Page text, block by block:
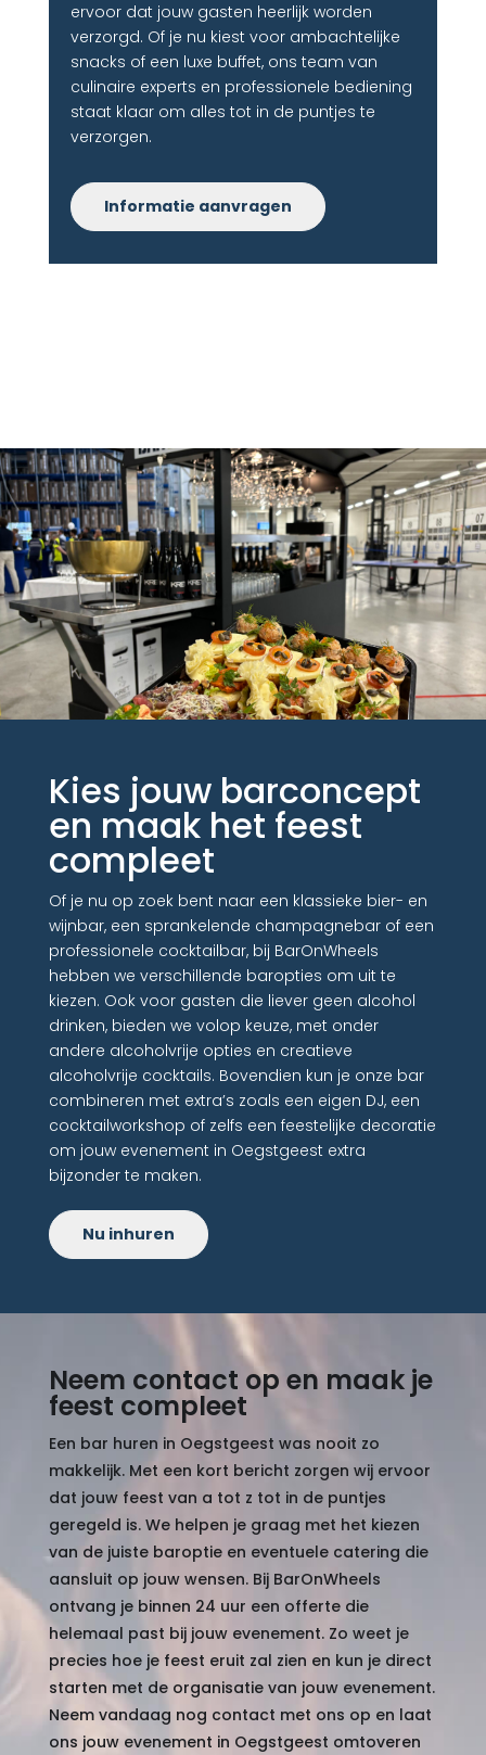
ervoor dat jouw gasten heerlijk worden
verzorgd. Of je nu kiest voor ambachtelijke
snacks of een luxe buffet, ons team van
culinaire experts en professionele bediening
staat klaar om alles tot in de puntjes te
verzorgen.
Informatie aanvragen
Kies jouw barconcept
en maak het feest
compleet
Of je nu op zoek bent naar een klassieke bier- en
wijnbar, een sprankelende champagnebar of een
professionele cocktailbar, bij BarOnWheels
hebben we verschillende baropties om uit te
kiezen. Ook voor gasten die liever geen alcohol
drinken, bieden we volop keuze, met onder
andere alcoholvrije opties en creatieve
alcoholvrije cocktails. Bovendien kun je onze bar
combineren met extra’s zoals een eigen DJ, een
cocktailworkshop of zelfs een feestelijke decoratie
om jouw evenement in Oegstgeest extra
bijzonder te maken.
Nu inhuren
Neem contact op en maak je
feest compleet
Een bar huren in Oegstgeest was nooit zo
makkelijk. Met een kort bericht zorgen wij ervoor
dat jouw feest van a tot z tot in de puntjes
geregeld is. We helpen je graag met het kiezen
van de juiste baroptie en eventuele catering die
aansluit op jouw wensen. Bij BarOnWheels
ontvang je binnen 24 uur een offerte die
helemaal past bij jouw evenement. Zo weet je
precies hoe je feest eruit zal zien en kun je direct
starten met de organisatie van jouw evenement.
Neem vandaag nog contact met ons op en laat
ons jouw evenement in Oegstgeest omtoveren